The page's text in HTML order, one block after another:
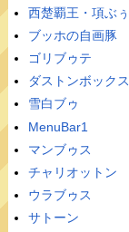
西楚覇王・項ぶぅ
ブッホの自画豚
ゴリブゥテ
ダストンボックス
雪白ブゥ
MenuBar1
マンブゥス
チャリオットン
ウラブゥス
サトーン